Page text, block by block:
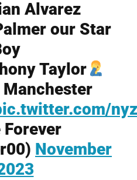
Alvarez
our Star
Taylor
Manchester
November